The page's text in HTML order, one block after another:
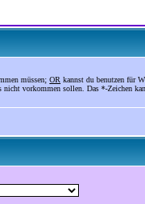
müssen; OR kannst du benutzen für
vorkommen sollen. Das *-Zeichen